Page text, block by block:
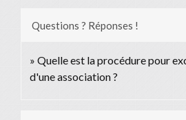
Questions ? Réponses !
Quelle est la procédure pour
d'une association ?